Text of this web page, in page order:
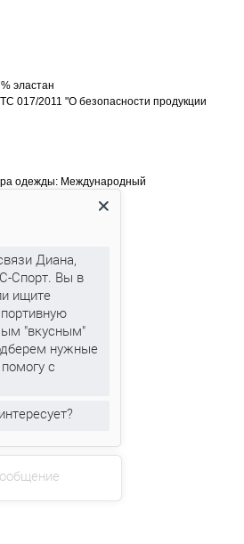
эластан
017/2011 "О безопасности продукции
одежды: Международный
Диана,
Спорт. Вы в
ищите
"вкусным"
нужные
с